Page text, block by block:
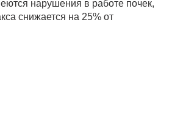
нарушения в работе почек,
снижается на 25% от